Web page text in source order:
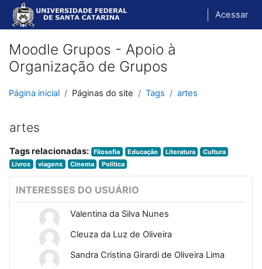
Ir para o conteúdo principal
Acessar
Moodle Grupos - Apoio à
Organização de Grupos
Página inicial Páginas do site Tags artes
artes
Tags relacionadas: Filosofia Educação Literatura
Cultura
Livros
viagens Cinema Política
INTERESSES DO USUÁRIO
Valentina da Silva Nunes
Cleuza da Luz de Oliveira
Sandra Cristina Girardi de Oliveira Lima